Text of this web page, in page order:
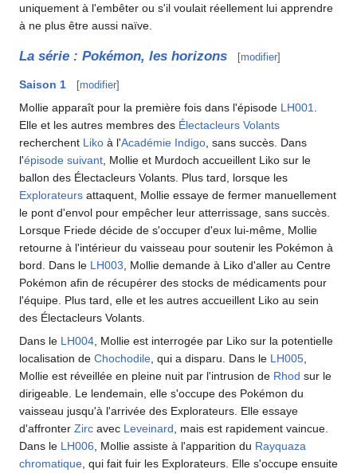
uniquement à l'embêter ou s'il voulait réellement lui apprendre
à ne plus être aussi naïve.
La série : Pokémon, les horizons [modifier]
Saison 1 [modifier]
Mollie apparaît pour la première fois dans l'épisode LH001.
Elle et les autres membres des Électacleurs Volants
recherchent Liko à l'Académie Indigo, sans succès. Dans
l'épisode suivant, Mollie et Murdoch accueillent Liko sur le
ballon des Électacleurs Volants. Plus tard, lorsque les
Explorateurs attaquent, Mollie essaye de fermer manuellement
le pont d'envol pour empêcher leur atterrissage, sans succès.
Lorsque Friede décide de s'occuper d'eux lui-même, Mollie
retourne à l'intérieur du vaisseau pour soutenir les Pokémon à
bord. Dans le LH003, Mollie demande à Liko d'aller au Centre
Pokémon afin de récupérer des stocks de médicaments pour
l'équipe. Plus tard, elle et les autres accueillent Liko au sein
des Électacleurs Volants.
Dans le LH004, Mollie est interrogée par Liko sur la potentielle
localisation de Chochodile, qui a disparu. Dans le LH005,
Mollie est réveillée en pleine nuit par l'intrusion de Rhod sur le
dirigeable. Le lendemain, elle s'occupe des Pokémon du
vaisseau jusqu'à l'arrivée des Explorateurs. Elle essaye
d'affronter Zirc avec Leveinard, mais est rapidement vaincue.
Dans le LH006, Mollie assiste à l'apparition du Rayquaza
chromatique, qui fait fuir les Explorateurs. Elle s'occupe ensuite